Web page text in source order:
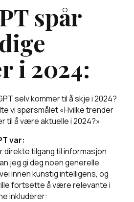
spår
i 2024:
selv kommer til å skje i 2024?
vi spørsmålet «Hvilke trender
til å være aktuelle i 2024?»
var:
direkte tilgang til informasjon
jeg gi deg noen generelle
innen kunstig intelligens, og
fortsette å være relevante i
inkluderer: